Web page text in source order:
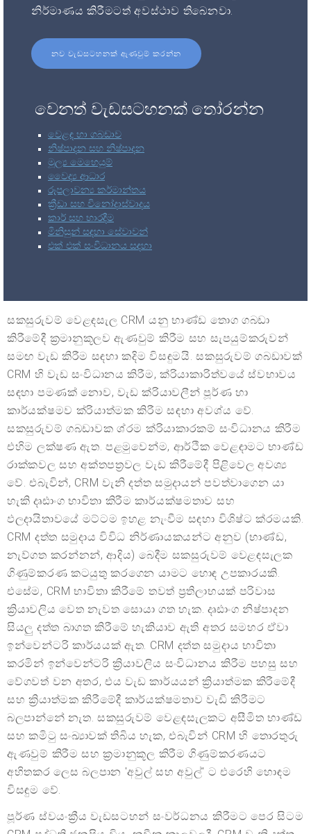
නිර්මාණය කිරීමටත් අවස්ථාව තිබෙනවා.
නව වැඩසටහනක් ඇණවුම් කරන්න
වෙනත් වැඩසටහනක් තෝරන්න
වෙළඳ හා ගබඩාව
නිෂ්පාදන සහ නිෂ්පාදන
මූල්‍ය මෙහෙයුම්
වෛද්‍ය ආධාර
රූපලාවන්‍ය කර්මාන්තය
ක්‍රීඩා සහ විනෝදාස්වාදය
කාර් සහ භාරදීම
මිනිසුන් සඳහා සේවාවන්
එක් එක් සංවිධානය සඳහා
සකසුරුවම් වෙළඳසැල CRM යනු භාණ්ඩ තොග ගබඩා
කිරීමේදී ක්‍රමානුකූලව ඇණවුම් කිරීම සහ සැපයුම්කරුවන්
සමඟ වැඩ කිරීම සඳහා කදිම විසඳුමයි. සකසුරුවම් ගබඩාවක්
CRM හි වැඩ සංවිධානය කිරීම, ක්රියාකාරිත්වයේ ස්වභාවය
සඳහා පමණක් නොව, වැඩ ක්රියාවලීන් පූර්ණ හා
කාර්යක්ෂමව ක්රියාත්මක කිරීම සඳහා අවශ්ය වේ.
සකසුරුවම් ගබඩාවක ශ්රම ක්රියාකාරකම් සංවිධානය කිරීම
එහිම ලක්ෂණ ඇත. පළමුවෙන්ම, ආර්ථික වෙළඳාමට භාණ්ඩ
රාක්කවල සහ අක්තපත්‍රවල වැඩ කිරීමේදී පිළිවෙල අවශ්‍ය
වේ. එබැවින්, CRM වැනි දත්ත සමුදායන් පවත්වාගෙන යා
හැකි දෘඪාංග භාවිතා කිරීම කාර්යක්ෂමතාව සහ
ඵලදායිතාවයේ මට්ටම ඉහළ නැංවීම සඳහා විශිෂ්ට ක්රමයකි.
CRM දත්ත සමුදාය විවිධ නිර්ණායකයන්ට අනුව (භාණ්ඩ,
නැව්ගත කරන්නන්, ආදිය) බෙදීම සකසුරුවම් වෙළඳසැලක
ගිණුම්කරණ කටයුතු කරගෙන යාමට හොඳ උපකාරයකි.
එසේම, CRM භාවිතා කිරීමේ තවත් ප්‍රතිලාභයක් පරිවාස
ක්‍රියාවලිය වෙත නැවත සොයා ගත හැක. දෘඪාංග නිෂ්පාදන
සියලු දත්ත බාගත කිරීමේ හැකියාව ඇති අතර සමහර ඒවා
ඉන්වෙන්ටරි කාර්යයක් ඇත. CRM දත්ත සමුදාය භාවිතා
කරමින් ඉන්වෙන්ටරි ක්‍රියාවලිය සංවිධානය කිරීම පහසු සහ
වේගවත් වන අතර, එය වැඩ කාර්යයන් ක්‍රියාත්මක කිරීමේදී
සහ ක්‍රියාත්මක කිරීමේදී කාර්යක්ෂමතාව වැඩි කිරීමට
බලපාන්නේ නැත. සකසුරුවම් වෙළඳසැලකට අසීමිත භාණ්ඩ
සහ කමිටු සංඛ්‍යාවක් තිබිය හැක, එබැවින් CRM හි තොරතුරු
ඇණවුම් කිරීම සහ ක්‍රමානුකූල කිරීම ගිණුම්කරණයට
අහිතකර ලෙස බලපාන 'අවුල් සහ අවුල්' ට එරෙහි හොඳම
විසඳුම වේ.
පූර්ණ ස්වයංක්‍රීය වැඩසටහන් සංවර්ධනය කිරීමට පෙර සිටම